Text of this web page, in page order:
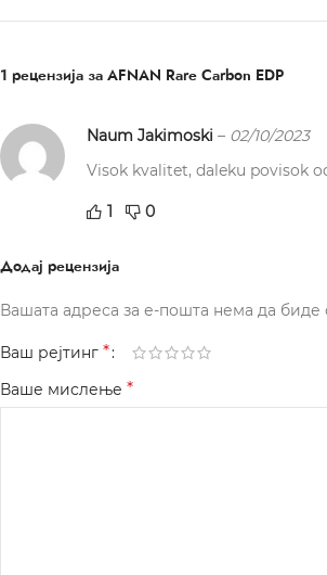
1 рецензија за AFNAN Rare Carbon EDP
Naum Jakimoski – 02/10/2023
Visok kvalitet, daleku povisok
1 0
Додај рецензија
Вашата адреса за е-пошта нема да биде
Ваш рејтинг *
Ваше мислење *